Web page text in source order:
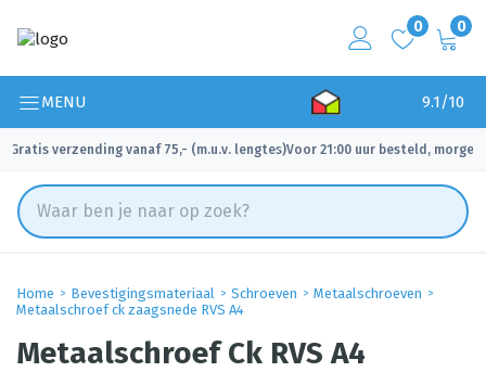
0 0
MENU 9.1/10
Gratis verzending vanaf 75,- (m.u.v. lengtes)
✓ Voor 21:00 uur besteld, morgen
Home Bevestigingsmateriaal Schroeven
Metaalschroeven
Metaalschroef ck zaagsnede RVS A4
Metaalschroef Ck RVS A4